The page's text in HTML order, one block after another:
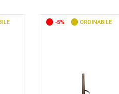
-5% ORDINABILE